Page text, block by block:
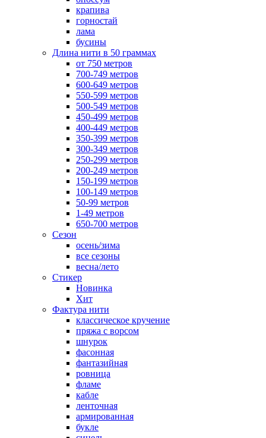
крапива
горностай
лама
бусины
Длина нити в 50 граммах
от 750 метров
700-749 метров
600-649 метров
550-599 метров
500-549 метров
450-499 метров
400-449 метров
350-399 метров
300-349 метров
250-299 метров
200-249 метров
150-199 метров
100-149 метров
50-99 метров
1-49 метров
650-700 метров
Сезон
осень/зима
все сезоны
весна/лето
Стикер
Новинка
Хит
Фактура нити
классическое кручение
пряжа с ворсом
шнурок
фасонная
фантазийная
ровница
фламе
кабле
ленточная
армированная
букле